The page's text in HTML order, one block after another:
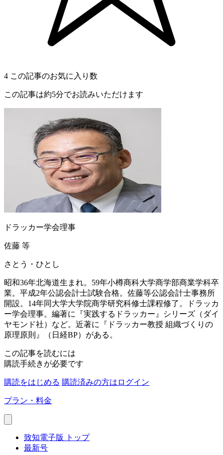
4 この記事のお気に入り数
この記事は約5分でお読みいただけます
ドラッカー学会理事
佐藤 等
さとう・ひとし
昭和36年北海道生まれ。59年小樽商科大学商学部商業学科卒
業。平成2年公認会計士試験合格。佐藤等公認会計士事務所
開設。14年同大学大学院商学研究科修士課程修了。ドラッカ
ー学会理事。編著に『実践するドラッカー』シリーズ（ダイ
ヤモンド社）など。近著に『ドラッカー教授 組織づくりの
原理原則』（日経BP）がある。
この記事を読むには
購読手続きが必要です
購読をはじめる 購読済みの方はログイン
プラン・料金
致知電子版 トップ
最新号